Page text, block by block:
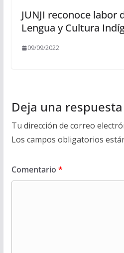
JUNJI reconoce labor
Lengua y Cultura
09/09/2022
Deja una respuesta
Tu dirección de correo
Los campos obligatorios
Comentario *